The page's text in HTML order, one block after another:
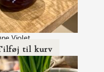
Violet
til kurv